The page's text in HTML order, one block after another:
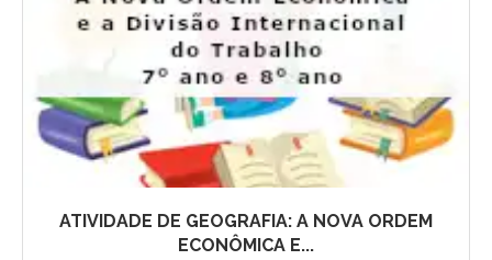
ATIVIDADE DE GEOGRAFIA: A NOVA ORDEM
ECONÔMICA E...